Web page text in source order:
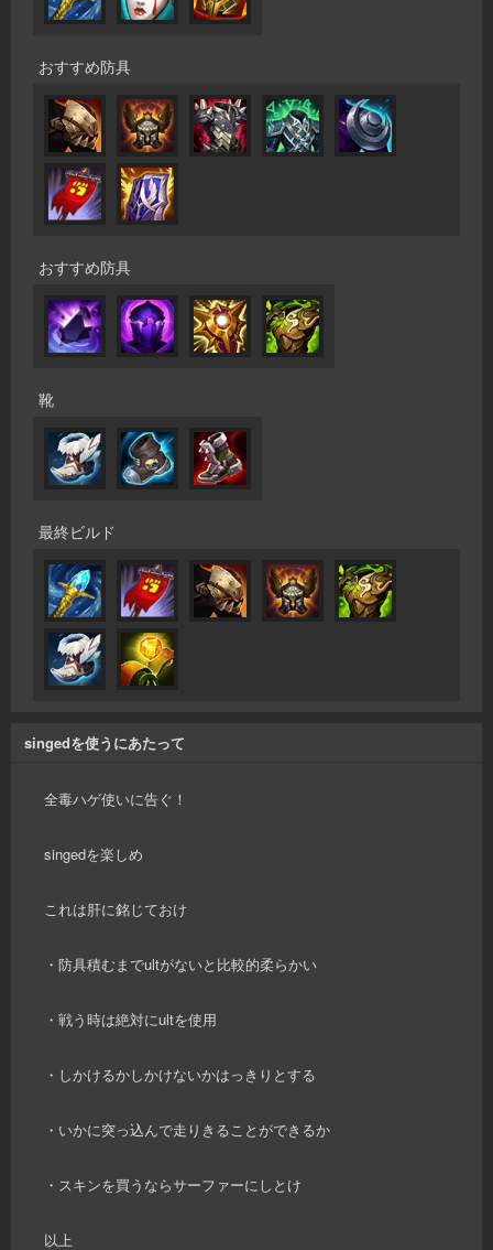
おすすめ防具
おすすめ防具
靴
最終ビルド
singedを使うにあたって
全毒ハゲ使いに告ぐ！
singedを楽しめ
これは肝に銘じておけ
・防具積むまでultがないと比較的柔らかい
・戦う時は絶対にultを使用
・しかけるかしかけないかはっきりとする
・いかに突っ込んで走りきることができるか
・スキンを買うならサーファーにしとけ
以上